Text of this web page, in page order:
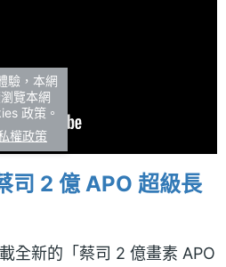
2 億 APO 超級長
全新的「蔡司 2 億畫素 APO
驗，本網
覽本網
政策。
權政策